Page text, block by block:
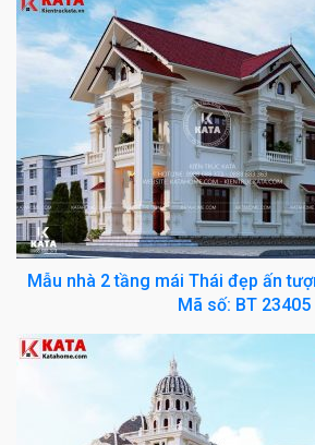
Mẫu nhà 2 tầng mái Thái đẹp ấn
Mã số: BT 23405